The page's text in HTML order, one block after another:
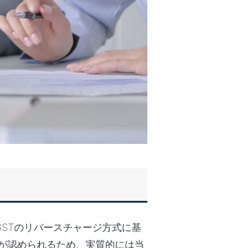
のリバースチャージ方式に基
認められるため、実質的には当